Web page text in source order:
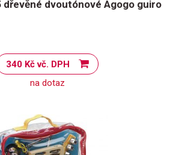
dřevěné dvoutónové Agogo guiro
340 Kč vč. DPH
na dotaz